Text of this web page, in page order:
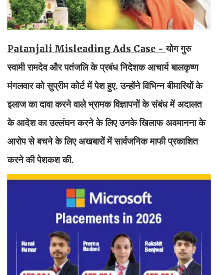
Patanjali Misleading Ads Case -योग गुरु
स्वामी रामदेव और पतंजलि के प्रबंध निदेशक आचार्य बालकृष्ण
मंगलवार को सुप्रीम कोर्ट में पेश हुए. उन्होंने विभिन्न बीमारियों के
इलाज का दावा करने वाले भ्रामक विज्ञापनों के संबंध में अदालत
के आदेश का उल्लंघन करने के लिए उनके खिलाफ अवमानना के
आरोप से बचने के लिए अखबारों में सार्वजनिक माफी प्रकाशित
करने की पेशकश की.